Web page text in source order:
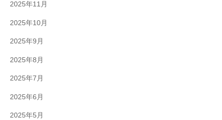
2025年11月
2025年10月
2025年9月
2025年8月
2025年7月
2025年6月
2025年5月